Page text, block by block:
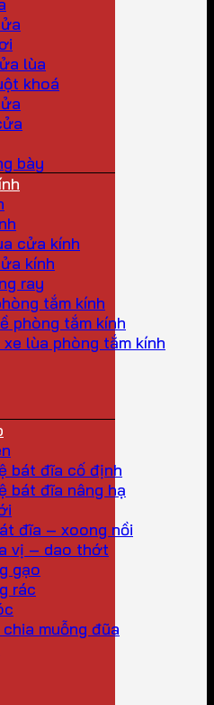
lùa
khoá
bày
cửa kính
kính
ray
tắm kính
phòng tắm kính
xe lùa phòng tắm kính
bát đĩa cố định
bát đĩa nâng hạ
đĩa – xoong nồi
vị – dao thớt
gạo
rác
chia muỗng đũa